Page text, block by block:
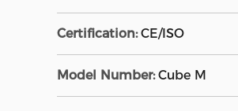
Certification: CE/ISO
Model Number: Cube M